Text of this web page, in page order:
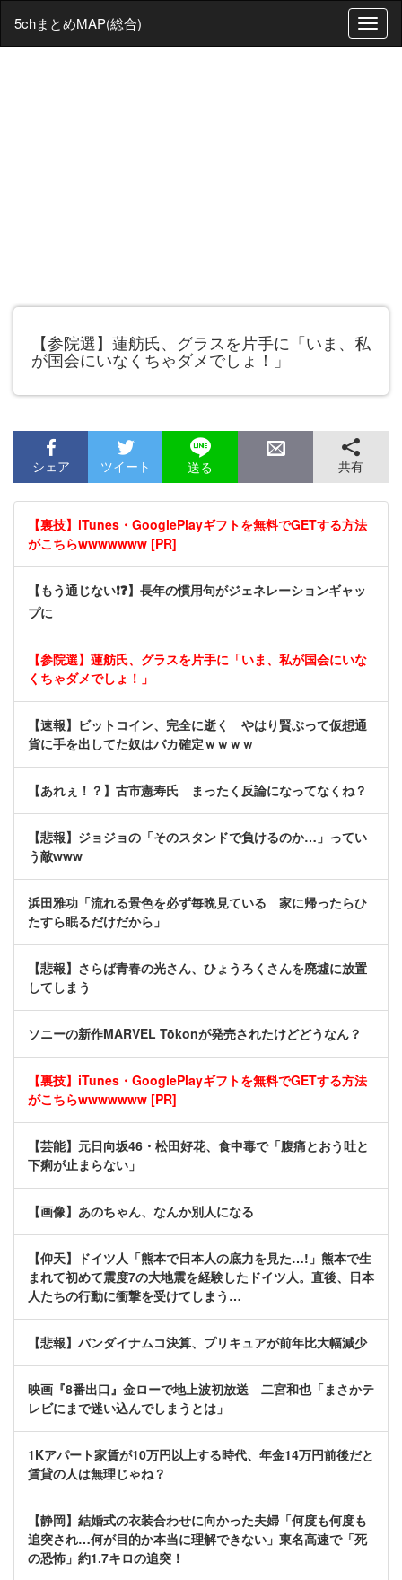
T
o
5chまとめMAP(総合)
【参院選】蓮舫氏、グラスを片手に「いま、私
が国会にいなくちゃダメでしょ！」
シェア ツイート 送る 共有
【裏技】iTunes・GooglePlayギフトを無料でGETする方法
がこちらwwwwwww [PR]
【もう通じない❗❓】長年の慣用句がジェネレーションギャッ
プに
【参院選】蓮舫氏、グラスを片手に「いま、私が国会にいな
くちゃダメでしょ！」
【速報】ビットコイン、完全に逝く やはり賢ぶって仮想通
貨に手を出してた奴はバカ確定ｗｗｗｗ
【あれぇ！？】古市憲寿氏 まったく反論になってなくね？
【悲報】ジョジョの「そのスタンドで負けるのか…」ってい
う敵www
浜田雅功「流れる景色を必ず毎晩見ている 家に帰ったらひ
たすら眠るだけだから」
【悲報】さらば青春の光さん、ひょうろくさんを廃墟に放置
してしまう
ソニーの新作MARVEL Tōkonが発売されたけどどうなん？
【裏技】iTunes・GooglePlayギフトを無料でGETする方法
がこちらwwwwwww [PR]
【芸能】元日向坂46・松田好花、食中毒で「腹痛とおう吐と
下痢が止まらない」
【画像】あのちゃん、なんか別人になる
【仰天】ドイツ人「熊本で日本人の底力を見た…!」熊本で生
まれて初めて震度7の大地震を経験したドイツ人。直後、日本
人たちの行動に衝撃を受けてしまう…
【悲報】バンダイナムコ決算、プリキュアが前年比大幅減少
映画『8番出口』金ローで地上波初放送 二宮和也「まさかテ
レビにまで迷い込んでしまうとは」
1Kアパート家賃が10万円以上する時代、年金14万円前後だと
賃貸の人は無理じゃね？
【静岡】結婚式の衣装合わせに向かった夫婦「何度も何度も
追突され…何が目的か本当に理解できない」東名高速で「死
の恐怖」約1.7キロの追突！